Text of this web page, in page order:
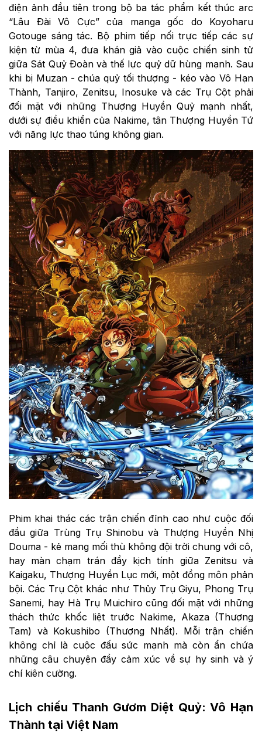
điện ảnh đầu tiên trong bộ ba tác phẩm kết thúc arc
“Lâu Đài Vô Cực” của manga gốc do Koyoharu
Gotouge sáng tác. Bộ phim tiếp nối trực tiếp các sự
kiện từ mùa 4, đưa khán giả vào cuộc chiến sinh tử
giữa Sát Quỷ Đoàn và thế lực quỷ dữ hùng mạnh. Sau
khi bị Muzan - chúa quỷ tối thượng - kéo vào Vô Hạn
Thành, Tanjiro, Zenitsu, Inosuke và các Trụ Cột phải
đối mặt với những Thượng Huyền Quỷ mạnh nhất,
dưới sự điều khiển của Nakime, tân Thượng Huyền Tứ
với năng lực thao túng không gian.
Phim khai thác các trận chiến đỉnh cao như cuộc đối
đầu giữa Trùng Trụ Shinobu và Thượng Huyền Nhị
Douma - kẻ mang mối thù không đội trời chung với cô,
hay màn chạm trán đầy kịch tính giữa Zenitsu và
Kaigaku, Thượng Huyền Lục mới, một đồng môn phản
bội. Các Trụ Cột khác như Thủy Trụ Giyu, Phong Trụ
Sanemi, hay Hà Trụ Muichiro cũng đối mặt với những
thách thức khốc liệt trước Nakime, Akaza (Thượng
Tam) và Kokushibo (Thượng Nhất). Mỗi trận chiến
không chỉ là cuộc đấu sức mạnh mà còn ẩn chứa
những câu chuyện đầy cảm xúc về sự hy sinh và ý
chí kiên cường.
Lịch chiếu Thanh Gươm Diệt Quỷ: Vô Hạn
Thành tại Việt Nam